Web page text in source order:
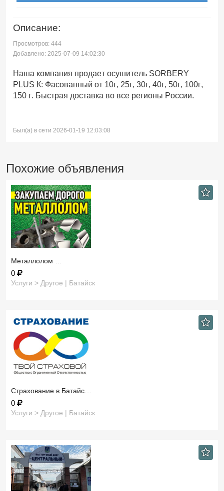
Описание:
Просмотров: 444
Добавлено: 2025-07-09 14:02:30
Наша компания продает осушитель SORBERY
PLUS К: Фасованный от 10г, 25г, 30г, 40г, 50г, 100г,
150 г. Быстрая доставка во все регионы России.
Был(а) в сети 2026-01-19 12:03:08
Похожие объявления
Металлолом …
0
Услуги > Другое | Батайск
Страхование в Батайс…
0
Услуги > Другое | Батайск